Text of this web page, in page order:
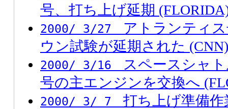
号、打ち上げ延期
2000/ 3/27 アトランティ
ウン試験が延期された (CNN)
2000/ 3/16
スペースシャ
号の主エンジンを交換へ
2000/ 3/ 7 打ち上げ準備